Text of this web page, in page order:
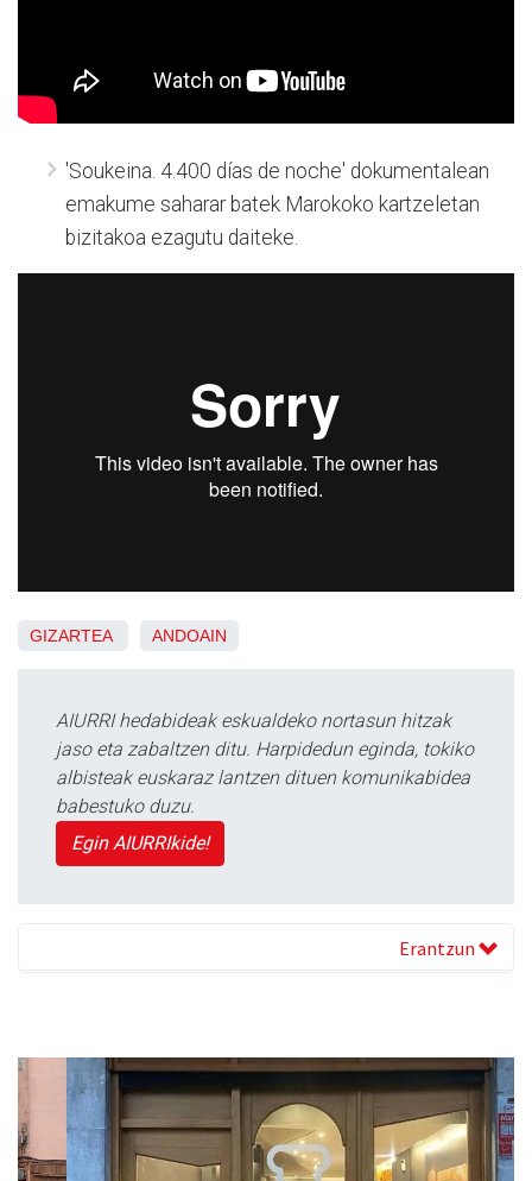
'Soukeina. 4.400 días de noche' dokumentalean
emakume saharar batek Marokoko kartzeletan
bizitakoa ezagutu daiteke.
GIZARTEA ANDOAIN
AIURRI hedabideak eskualdeko nortasun hitzak
jaso eta zabaltzen ditu. Harpidedun eginda, tokiko
albisteak euskaraz lantzen dituen komunikabidea
babestuko duzu.
Egin AIURRIkide!
Erantzun